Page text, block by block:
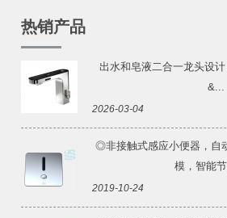
热销产品
出水和皂液二合一龙头设
&...
2026-03-04
◎非接触式感应小便器，自
模，智能
2019-10-24